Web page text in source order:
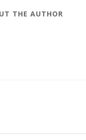
THE AUTHOR